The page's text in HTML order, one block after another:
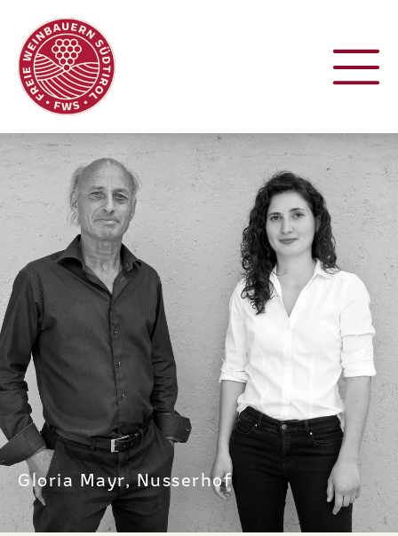
Gloria Mayr, Nusserhof